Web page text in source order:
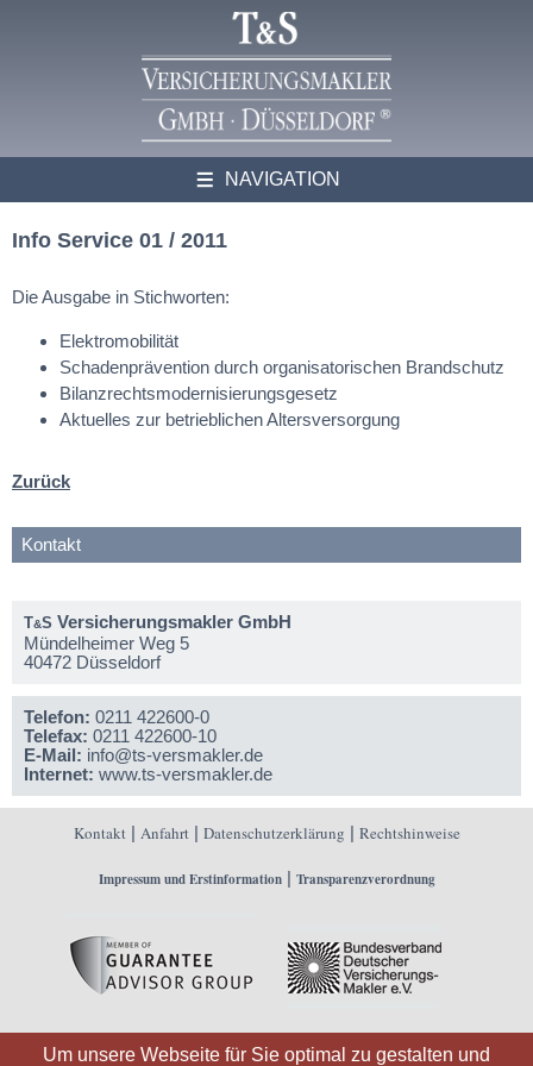
NAVIGATION
Info Service 01 / 2011
Die Ausgabe in Stichworten:
Elektromobilität
Schadenprävention durch organisatorischen Brandschutz
Bilanzrechtsmodernisierungsgesetz
Aktuelles zur betrieblichen Altersversorgung
Zurück
Kontakt
T&S Versicherungsmakler GmbH
Mündelheimer Weg 5
40472 Düsseldorf
Telefon: 0211 422600-0
Telefax: 0211 422600-10
E-Mail: info@ts-versmakler.de
Internet: www.ts-versmakler.de
Kontakt | Anfahrt | Datenschutzerklärung | Rechtshinweise
Impressum und Erstinformation| Transparenzverordnung
Um unsere Webseite für Sie optimal zu gestalten und